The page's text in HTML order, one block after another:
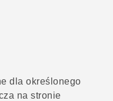
dla określonego
na stronie